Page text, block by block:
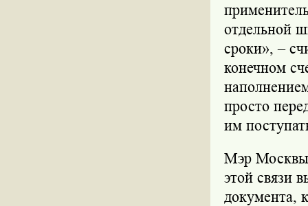
отдельной
сроки», –
конечном
просто
им
Мэр Москвы
этой связи
документа,